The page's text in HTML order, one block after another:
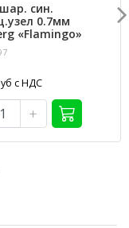
син.
0.7мм
«Flamingo»
с НДС
+